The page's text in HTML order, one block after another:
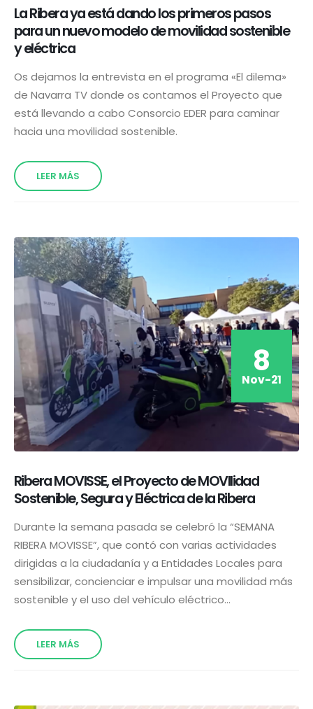
La Ribera ya está dando los primeros pasos
para un nuevo modelo de movilidad sostenible
y eléctrica
Os dejamos la entrevista en el programa «El dilema»
de Navarra TV donde os contamos el Proyecto que
está llevando a cabo Consorcio EDER para caminar
hacia una movilidad sostenible.
LEER MÁS
8
Nov-21
Ribera MOVISSE, el Proyecto de MOVIlidad
Sostenible, Segura y Eléctrica de la Ribera
Durante la semana pasada se celebró la “SEMANA
RIBERA MOVISSE”, que contó con varias actividades
dirigidas a la ciudadanía y a Entidades Locales para
sensibilizar, concienciar e impulsar una movilidad más
sostenible y el uso del vehículo eléctrico...
LEER MÁS